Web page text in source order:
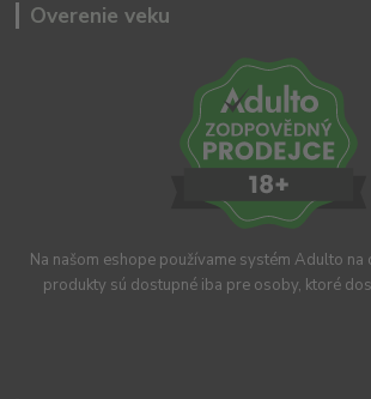
Overenie veku
Na našom eshope používame systém Adulto na
produkty sú dostupné iba pre osoby, ktoré